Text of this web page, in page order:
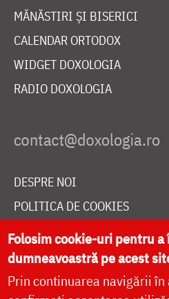
MĂNĂSTIRI ȘI BISERICI
CALENDAR ORTODOX
WIDGET DOXOLOGIA
RADIO DOXOLOGIA
DESPRE NOI
POLITICA DE COOKIES
DONEAZĂ ONLINE PENTRU
LIVE
Folosim cookie-uri pentru
dumneavoastră pe acest
Prin continuarea navigării în